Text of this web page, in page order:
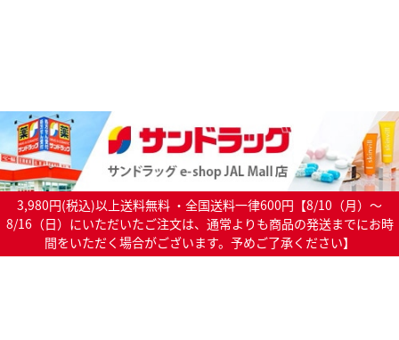
3,980円(税込)以上送料無料 ・全国送料一律600円【8/10（月）～
8/16（日）にいただいたご注文は、通常よりも商品の発送までにお時
間をいただく場合がございます。予めご了承ください】